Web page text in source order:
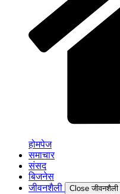
होमपेज
समाचार
संसद
बिजनेस
जीवनशैली
Close जीवनशैली